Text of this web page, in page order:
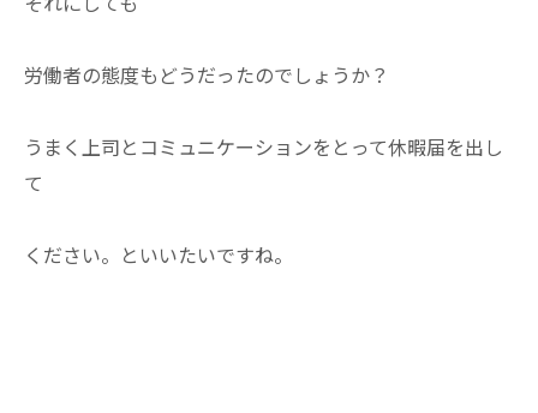
労働者の態度もどうだったのでしょうか？
うまく上司とコミュニケーションをとって休暇届を出し
て
ください。といいたいですね。